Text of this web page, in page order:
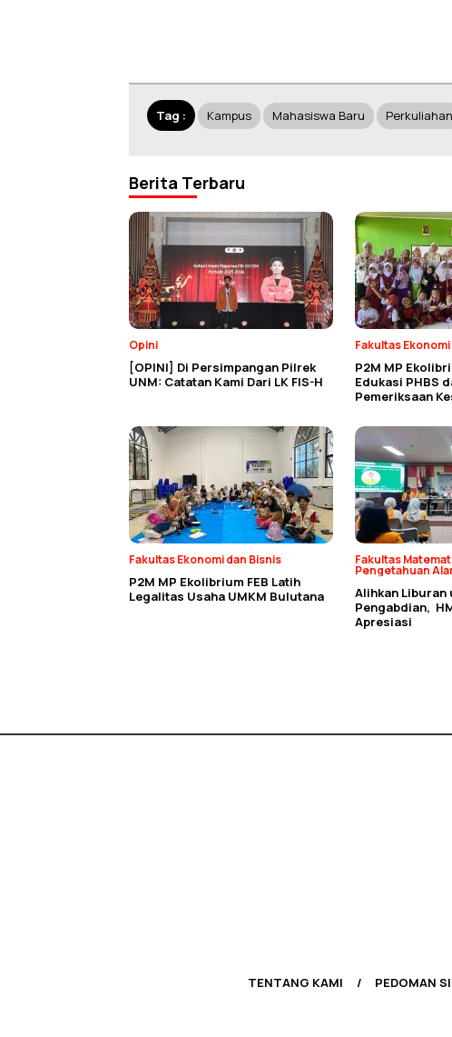
Tag : Kampus Mahasiswa Baru Perkuliahan
Berita Terbaru
Opini
[OPINI] Di Persimpangan Pilrek
UNM: Catatan Kami Dari LK FIS-H
Fakultas
P2M MP
Edukasi PHBS
Pemeriksaan
Fakultas Ekonomi dan Bisnis
P2M MP Ekolibrium FEB Latih
Legalitas Usaha UMKM Bulutana
Fakultas
Pengetahuan
Alihkan Liburan
Pengabdian,
Apresiasi
TENTANG KAMI PEDOMAN